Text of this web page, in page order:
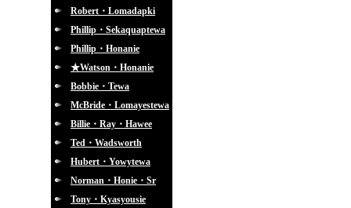
Robert・Lomadapki
Phillip・Sekaquaptewa
Phillip・Honanie
★Watson・Honanie
Bobbie・Tewa
McBride・Lomayestewa
Billie・Ray・Hawee
Ted・Wadsworth
Hubert・Yowytewa
Norman・Honie・Sr
Tony・Kyasyousie